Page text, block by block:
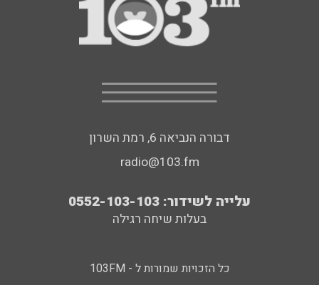
דבורה הנביאה 6, רמת השרון
radio@103.fm
עלייה לשידור: 0552-103-103
בעלות שיחה רגילה
כל הזכויות שמורות ל - 103FM